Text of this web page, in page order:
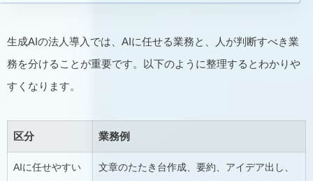
生成AIの法人導入では、AIに任せる業務と、人が判断すべき業
務を分けることが重要です。以下のように整理するとわかりや
すくなります。
区分 業務例
AIに任せやすい
文章のたたき台作成、要約、アイデア出し、